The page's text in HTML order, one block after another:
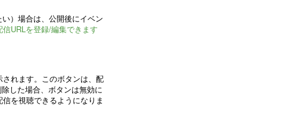
）場合は、公開後にイベン
URLを登録/編集できます
れます。このボタンは、配
した場合、ボタンは無効に
を視聴できるようになりま